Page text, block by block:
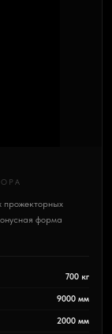
форма
700 кг
9000 мм
2000 мм